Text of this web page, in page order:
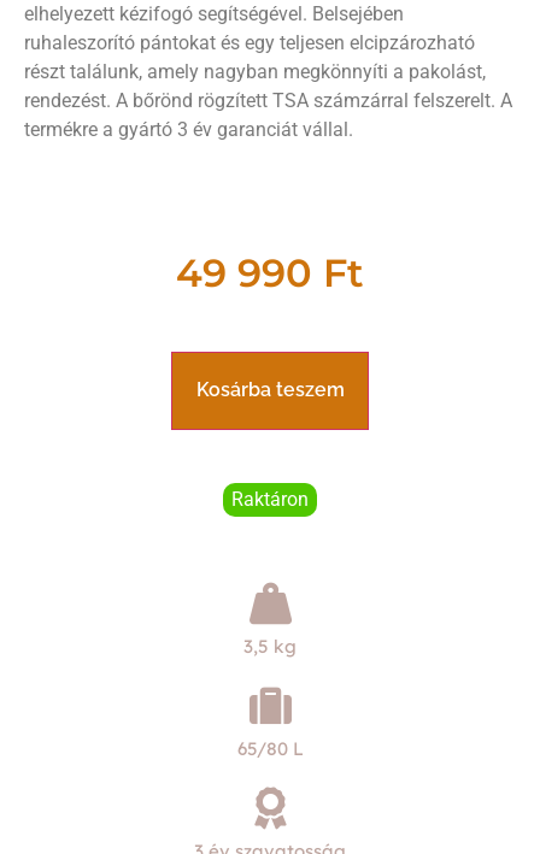
elhelyezett kézifogó segítségével. Belsejében
ruhaleszorító pántokat és egy teljesen elcipzározható
részt találunk, amely nagyban megkönnyíti a pakolást,
rendezést. A bőrönd rögzített TSA számzárral felszerelt. A
termékre a gyártó 3 év garanciát vállal.
49 990 Ft
Kosárba teszem
Raktáron
3,5 kg
65/80 L